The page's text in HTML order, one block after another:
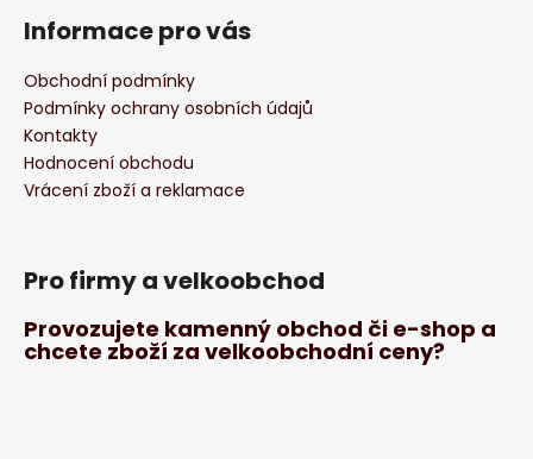
Informace pro vás
Obchodní podmínky
Podmínky ochrany osobních údajů
Kontakty
Hodnocení obchodu
Vrácení zboží a reklamace
Pro firmy a velkoobchod
Provozujete kamenný obchod či e-shop a
chcete zboží za velkoobchodní ceny?